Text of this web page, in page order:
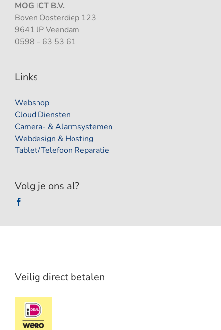
MOG ICT B.V.
Boven Oosterdiep 123
9641 JP Veendam
0598 – 63 53 61
Links
Webshop
Cloud Diensten
Camera- & Alarmsystemen
Webdesign & Hosting
Tablet/Telefoon Reparatie
Volg je ons al?
Veilig direct betalen